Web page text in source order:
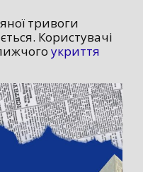
тривоги
Користувачі
укриття